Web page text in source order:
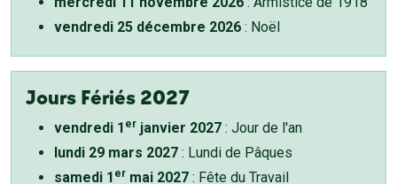
vendredi 25 décembre 2026 : Noël
Jours Fériés 2027
vendredi 1 er janvier 2027 : Jour de l'an
lundi 29 mars 2027 : Lundi de Pâques
samedi 1 er mai 2027 : Fête du Travail